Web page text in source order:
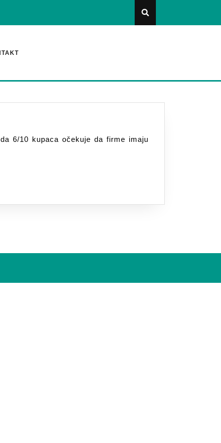
6/10 kupaca očekuje da firme imaju